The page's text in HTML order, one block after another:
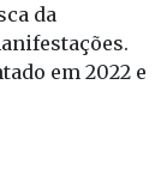
da
em 2022 e